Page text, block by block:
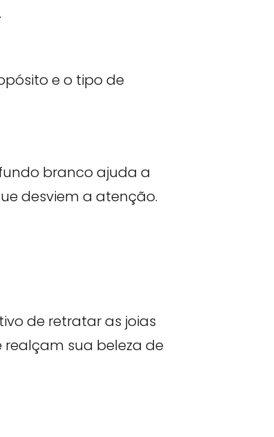
e o tipo de
branco ajuda a
desviem a atenção.
de retratar as joias
sua beleza de